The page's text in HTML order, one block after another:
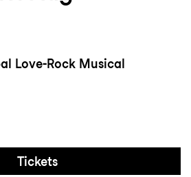
Love-Rock Musical
Tickets